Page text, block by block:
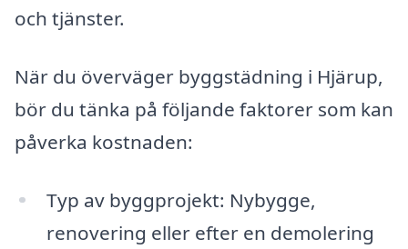
och tjänster.
När du överväger byggstädning i Hjärup,
bör du tänka på följande faktorer som kan
påverka kostnaden:
Typ av byggprojekt: Nybygge,
renovering eller efter en demolering